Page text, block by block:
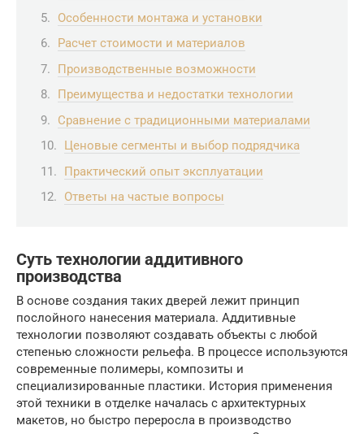
Особенности монтажа и установки
Расчет стоимости и материалов
Производственные возможности
Преимущества и недостатки технологии
Сравнение с традиционными материалами
Ценовые сегменты и выбор подрядчика
Практический опыт эксплуатации
Ответы на частые вопросы
Суть технологии аддитивного
производства
В основе создания таких дверей лежит принцип
послойного нанесения материала. Аддитивные
технологии позволяют создавать объекты с любой
степенью сложности рельефа. В процессе используются
современные полимеры, композиты и
специализированные пластики. История применения
этой техники в отделке началась с архитектурных
макетов, но быстро переросла в производство